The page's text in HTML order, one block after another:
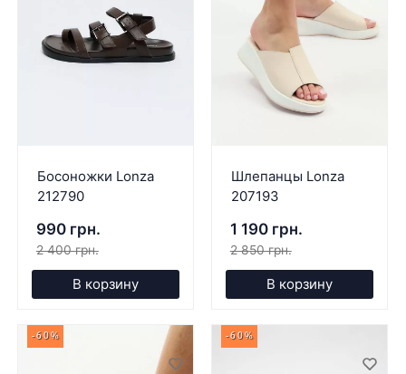
Босоножки Lonza
212790
990 грн.
2 400 грн.
В корзину
Шлепанцы Lonza
207193
1 190 грн.
2 850 грн.
В корзину
-60% -60%